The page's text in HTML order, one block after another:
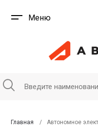
Меню
Главная Автономное